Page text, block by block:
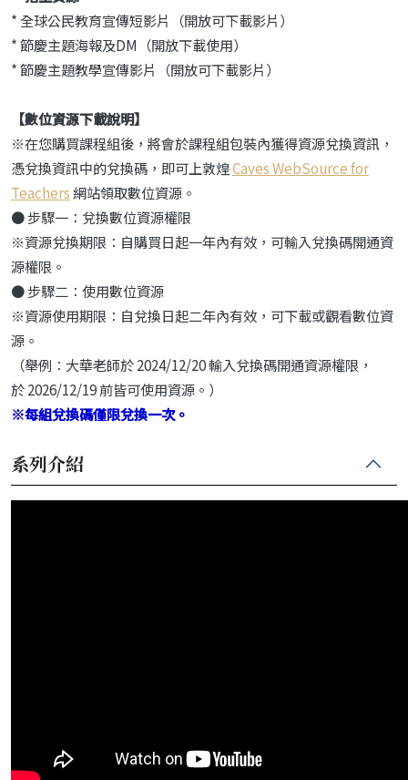
* 全球公民教育宣傳短影片（開放可下載影片）
* 節慶主題海報及DM（開放下載使用）
* 節慶主題教學宣傳影片（開放可下載影片）
【數位資源下載說明】
※在您購買課程組後，將會於課程組包裝內獲得資源兌換資訊，
憑兌換資訊中的兌換碼，即可上敦煌Caves WebSource for
Teachers 網站領取數位資源。
● 步驟一：兌換數位資源權限
※資源兌換期限：自購買日起一年內有效，可輸入兌換碼開通資
源權限。
● 步驟二：使用數位資源
※資源使用期限：自兌換日起二年內有效，可下載或觀看數位資
源。
（舉例：大華老師於 2024/12/20 輸入兌換碼開通資源權限，
於 2026/12/19 前皆可使用資源。）
※每組兌換碼僅限兌換一次。
系列介紹